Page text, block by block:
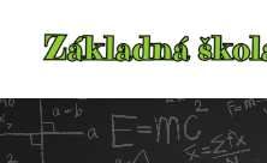
content